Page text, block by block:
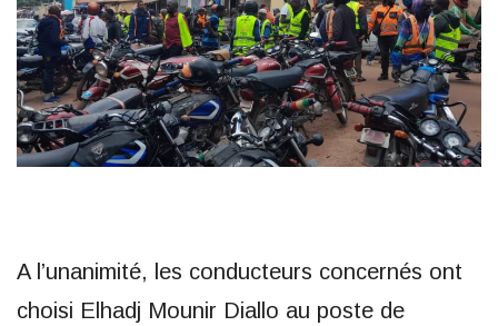
A l’unanimité, les conducteurs concernés ont
choisi Elhadj Mounir Diallo au poste de